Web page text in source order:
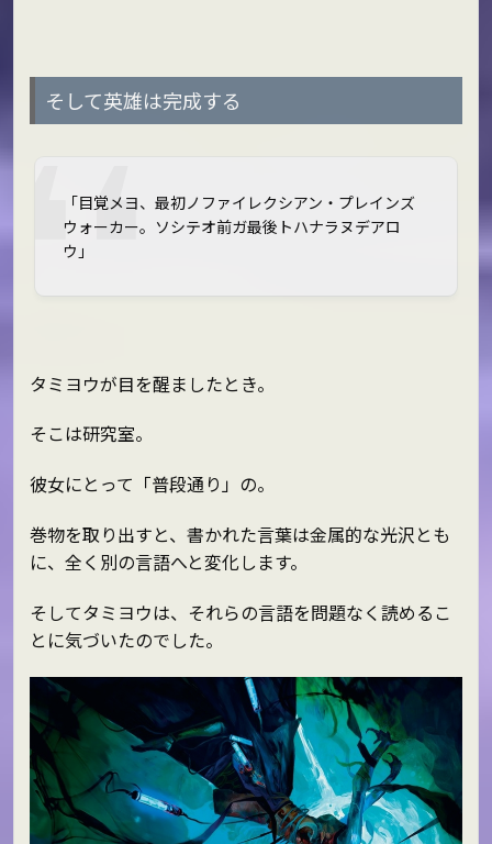
そして英雄は完成する
「目覚メヨ、最初ノファイレクシアン・プレインズ
ウォーカー。ソシテオ前ガ最後トハナラヌデアロ
ウ」
タミヨウが目を醒ましたとき。
そこは研究室。
彼女にとって「普段通り」の。
巻物を取り出すと、書かれた言葉は金属的な光沢とも
に、全く別の言語へと変化します。
そしてタミヨウは、それらの言語を問題なく読めるこ
とに気づいたのでした。